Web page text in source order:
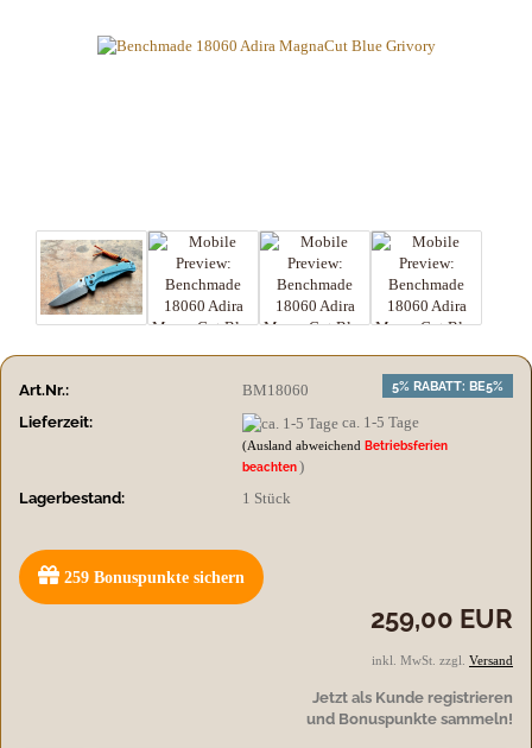
5% RABATT: BE5%
Art.Nr.:
BM18060
Lieferzeit:
ca. 1-5 Tage
(Ausland abweichendBetriebsferien
beachten )
Lagerbestand:
1 Stück
259 Bonuspunkte sichern
259,00 EUR
inkl. MwSt. zzgl. Versand
Jetzt als Kunde registrieren
und Bonuspunkte sammeln!